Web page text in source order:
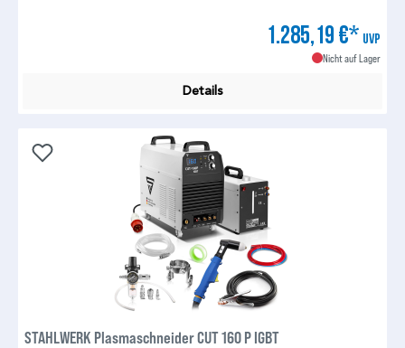
1.285,19 €* UVP
Nicht auf Lager
Details
STAHLWERK Plasmaschneider CUT 160 P IGBT